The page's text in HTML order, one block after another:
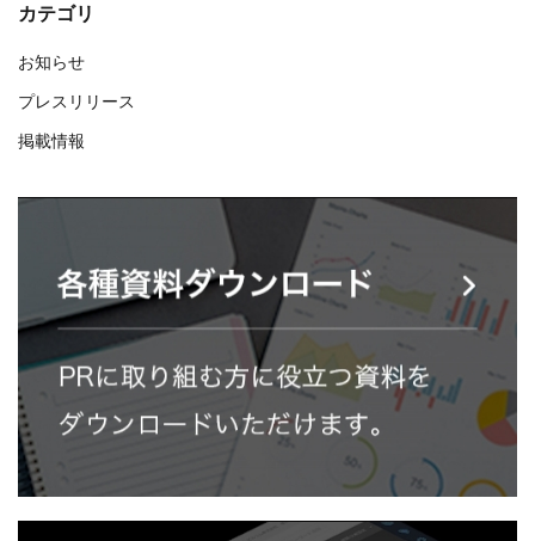
カテゴリ
お知らせ
プレスリリース
掲載情報